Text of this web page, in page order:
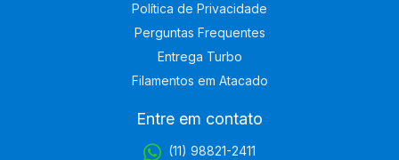
Política de Privacidade
Perguntas Frequentes
Entrega Turbo
Filamentos em Atacado
Entre em contato
(11) 98821-2411